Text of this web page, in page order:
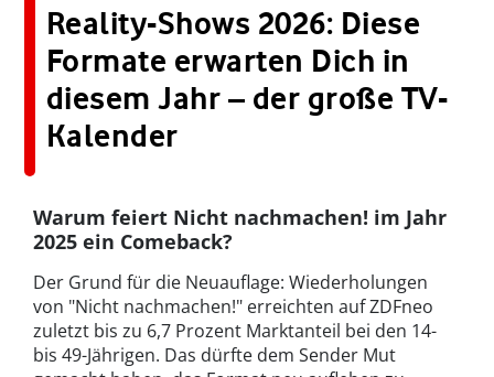
Reality-Shows 2026: Diese
Formate erwarten Dich in
diesem Jahr – der große TV-
Kalender
Warum feiert Nicht nachmachen! im Jahr
2025 ein Comeback?
Der Grund für die Neuauflage: Wiederholungen
von "Nicht nachmachen!" erreichten auf ZDFneo
zuletzt bis zu 6,7 Prozent Marktanteil bei den 14-
bis 49-Jährigen. Das dürfte dem Sender Mut